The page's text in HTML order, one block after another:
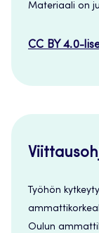
Materiaali on
CC BY 4.0-
Työhön
Oulun